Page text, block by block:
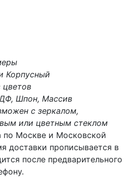
Корпусный
цветов
Шпон, Массив
с зеркалом,
или цветным стеклом
по Москве и Московской
доставки прописывается в
после предварительного